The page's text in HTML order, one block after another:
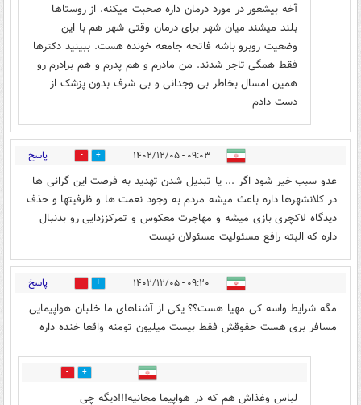
آخه بیشعور در مورد درمان داره صحبت میکنه. از روستاها
بلند میشند میان شهر برای درمان وقتی شهر هم با این
وضعیت روبرو باشه فاتحه جامعه خونده هست. ببینید دکترها
فقط همگی تاجر شدند. من مادرم و هم پدرم و هم برادرم رو
همین امسال بخاطر بی وجدانی و بی شرف بدون پزشک از
دست دادم
۰۹:۰۳ - ۱۴۰۲/۱۲/۰۵ 2 پاسخ
عدو سبب خیر شود اگر ... یا تبدیل شدن تهدید به فرصت این گرانی ها
در کلانشهرها داره باعث میشه مردم به وجود نعمت ها و ظرفیتها و حذف
دیدگاه لاکچری بازی میشه و مهاجرت معکوس و تمرکززدایی رو بدنبال
داره که البته رافع مسئولیت مسئولان نیست
۰۹:۲۰ - ۱۴۰۲/۱۲/۰۵ 15 پاسخ
مگه شرایط واسه کی مهیا هست؟؟ یکی از آشناهای ما خلبان هواپیمایی
مسافر بری هست حقوقش فقط بیست میلیون تومنه واقعا خنده داره
5
لباس وغذاش هم که در هواپیما مجانیه!!!دیگه چی